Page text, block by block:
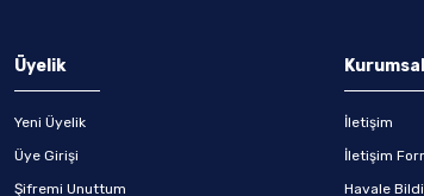
Üyelik
Yeni Üyelik
Üye Girişi
Şifremi Unuttum
Kurumsal
İletişim
İletişim
Havale